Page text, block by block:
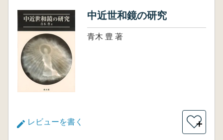
中近世和鏡の研究
青木 豊 著
レビューを書く ＋